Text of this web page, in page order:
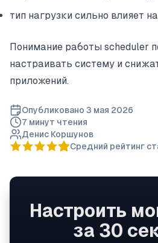
тип нагрузки сильно влияет
Понимание работы scheduler
настраивать систему и
приложений.
Опубликовано 3 мая 2026
7 минут чтения
Денис Коршунов
Средний рейтинг
Настроить
за 30